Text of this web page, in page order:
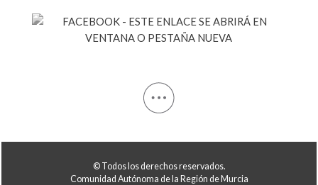
© Todos los derechos reservados.
Comunidad Autónoma de la Región de Murcia